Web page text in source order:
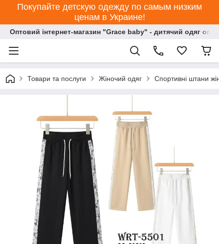
Покупайте детскую одежду по самым низким
ценам в Украине!
Оптовий інтернет-магазин "Grace baby" - дитячий одяг
Товари та послуги Жіночий одяг Спортивні штани